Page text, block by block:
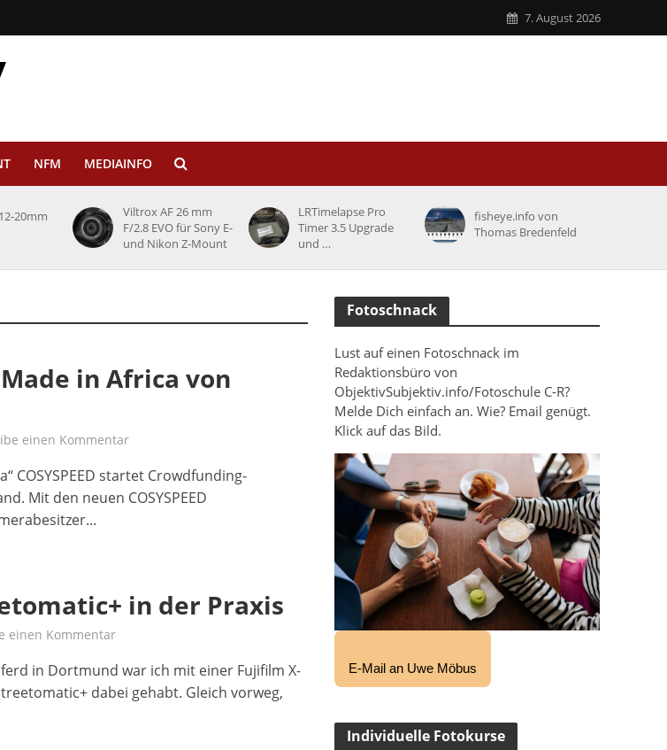
7. August 2026
NFM MEDIAINFO
20mm
Viltrox AF 26 mm
F/2.8 EVO für Sony E-
und Nikon Z-Mount
LRTimelapse Pro
Timer 3.5 Upgrade
und …
fisheye.info von
Thomas Bredenfeld
in Africa von
einen Kommentar
COSYSPEED startet Crowdfunding-
Mit den neuen COSYSPEED
in der Praxis
einen Kommentar
in Dortmund war ich mit einer Fujifilm X-
dabei gehabt. Gleich vorweg,
Fotoschnack
Lust auf einen Fotoschnack im
Redaktionsbüro von
ObjektivSubjektiv.info/Fotoschule C-R?
Melde Dich einfach an. Wie? Email genügt.
Klick auf das Bild.
E-Mail an Uwe Möbus
Individuelle Fotokurse